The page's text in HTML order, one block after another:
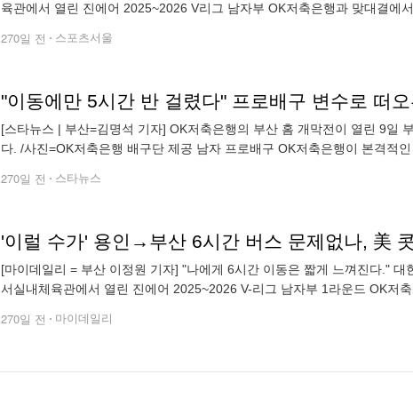
육관에서 열린 진에어 2025~2026 V리그 남자부 OK저축은행과 맞대결에
270일 전 스포츠서울
"이동에만 5시간 반 걸렸다" 프로배구 변수로 떠
[스타뉴스 | 부산=김명석 기자] OK저축은행의 부산 홈 개막전이 열린 9일
다. /사진=OK저축은행 배구단 제공 남자 프로배구 OK저축은행이 본격적
270일 전 스타뉴스
[마이데일리 = 부산 이정원 기자] "나에게 6시간 이동은 짧게 느껴진다."
서실내체육관에서 열린 진에어 2025~2026 V-리그 남자부 1라운드 OK저
270일 전 마이데일리